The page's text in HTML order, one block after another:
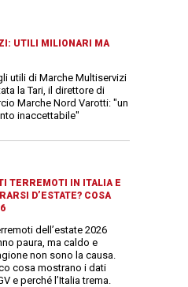
UTILI MILIONARI MA
utili di Marche Multiservizi
la Tari, il direttore di
Marche Nord Varotti: "un
inaccettabile"
TERREMOTI IN ITALIA E
D’ESTATE? COSA
dell’estate 2026
paura, ma caldo e
non sono la causa.
cosa mostrano i dati
e perché l’Italia trema.